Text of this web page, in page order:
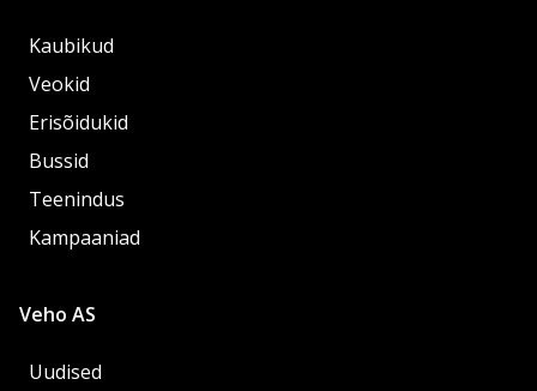
Kaubikud
Veokid
Erisõidukid
Bussid
Teenindus
Kampaaniad
Veho AS
Uudised